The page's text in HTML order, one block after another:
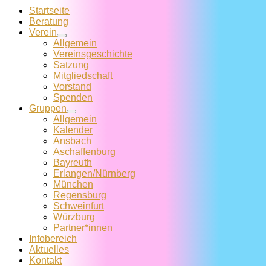
Startseite
Beratung
Verein
Allgemein
Vereins­geschichte
Satzung
Mitglied­schaft
Vorstand
Spenden
Gruppen
Allgemein
Kalender
Ansbach
Aschaffenburg
Bayreuth
Erlangen/Nürnberg
München
Regensburg
Schweinfurt
Würzburg
Partner*innen
Infobereich
Aktuelles
Kontakt